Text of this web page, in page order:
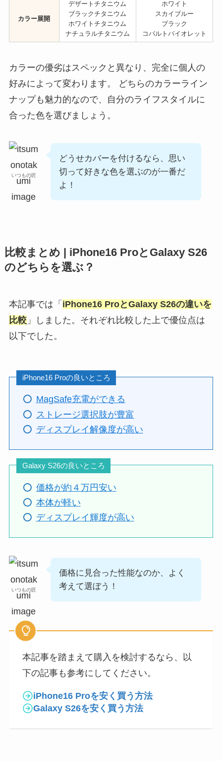
カラー展開
デザートチタニウム
ブラックチタニウム
ホワイトチタニウム
ナチュラルチタニウム
ホワイト
スカイブルー
ブラック
コバルトバイオレット
カラーの優劣はスペックと異なり、完全に個人の
好みによって変わります。 どちらのカラーライン
ナップも魅力的なので、自分のライフスタイルに
合った色を選びましょう。
いつもの匠
どうせカバーを付けるなら、思い
切って好きな色を選ぶのが一番だ
よ！
比較まとめ | iPhone16 ProとGalaxy S26
のどちらを選ぶ？
本記事では「 iPhone16 ProとGalaxy S26の違いを
比較」しました。それぞれ比較した上で優位点は
以下でした。
iPhone16 Proの良いところ
MagSafe充電ができる
ストレージ選択肢が豊富
ディスプレイ解像度が高い
Galaxy S26の良いところ
価格が約４万円安い
本体が軽い
ディスプレイ輝度が高い
いつもの匠
価格に見合った性能なのか、よく
考えて選ぼう！
本記事を踏まえて購入を検討するなら、以
下の記事も参考にしてください。
iPhone16 Proを安く買う方法
Galaxy S26を安く買う方法